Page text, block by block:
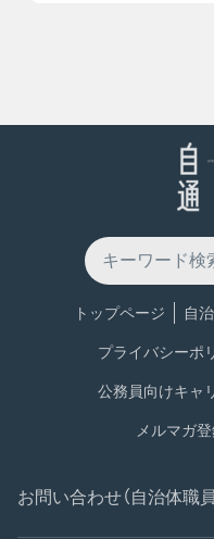
トップページ 自
プライバシーポ
公務員向けキャ
メルマガ
お問い合わせ（自治体職員